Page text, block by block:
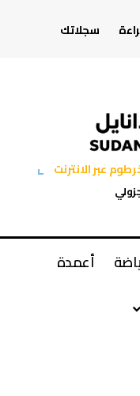
سجلاتك
عبر الانترنت
أعمدة